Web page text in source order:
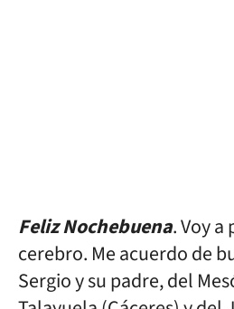
Feliz Nochebuena. Voy
cerebro. Me acuerdo de
Sergio y su padre, del